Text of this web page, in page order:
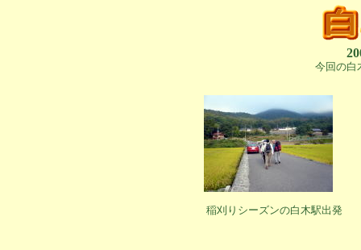
今回の白
稲刈りシーズンの白木駅出発